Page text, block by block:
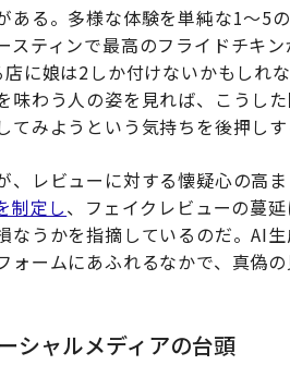
ある。多様な体験を単純な1〜5
スティンで最高のフライドチキ
に娘は2しか付けないかもしれ
味わう人の姿を見れば、こうし
みようという気持ちを後押しす
レビューに対する懐疑心の高ま
制定し、フェイクレビューの蔓
なうかを指摘しているのだ。AI
ォームにあふれるなかで、真偽
シャルメディアの台頭